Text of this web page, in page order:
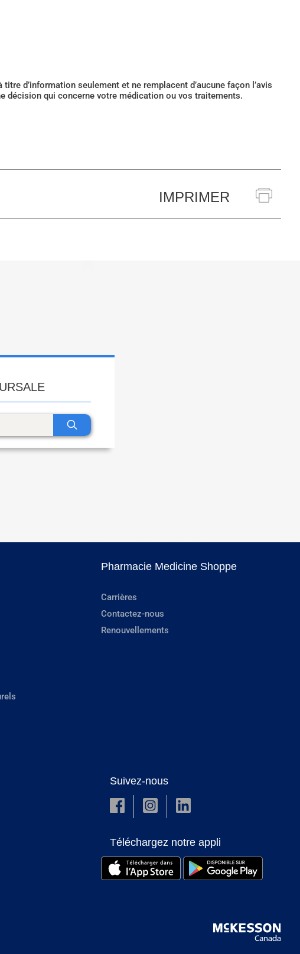
d’information seulement et ne remplacent d’aucune façon l’avis
décision qui concerne votre médication ou vos traitements.
IMPRIMER
Pharmacie Medicine Shoppe
Carrières
Contactez-nous
Renouvellements
Suivez-nous
Téléchargez notre appli